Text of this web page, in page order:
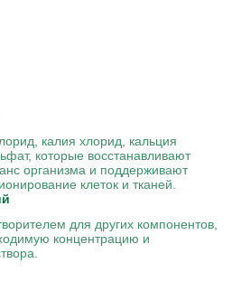
калия хлорид, кальция
которые восстанавливают
организма и поддерживают
клеток и тканей.
для других компонентов,
концентрацию и